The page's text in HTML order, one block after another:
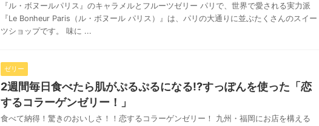
『ル・ボヌールパリス』のキャラメルとフルーツゼリー パリで、世界で愛される実力派
『Le Bonheur Paris（ル・ボヌール パリス）』は、パリの大通りに並ぶたくさんのスイー
ツショップです。 味に ...
ゼリー
2週間毎日食べたら肌がぷるぷるになる!?すっぽんを使った「恋
するコラーゲンゼリー！」
食べて納得！驚きのおいしさ！！恋するコラーゲンゼリー！ 九州・福岡にお店を構える